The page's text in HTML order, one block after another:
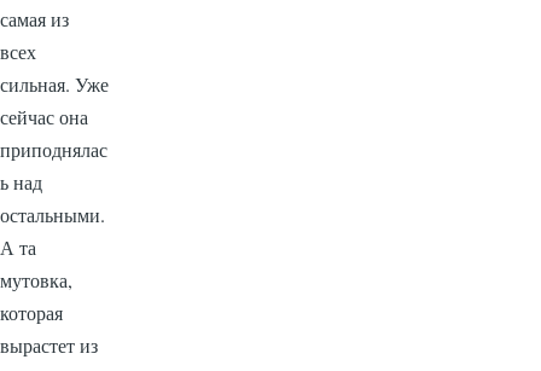
самая из
всех
сильная. Уже
сейчас она
приподнялас
ь над
остальными.
А та
мутовка,
которая
вырастет из